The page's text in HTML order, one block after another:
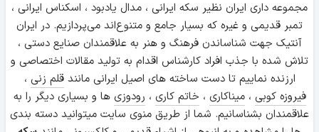
مجموعه داری ایران نظیر سکه ایرانی ، مدال یادبود ، اسکناس ایرانی ،
تمبر قدیمی و غیره که بسیار جامع و متنوع‌اند می‌پردازیم. در ایران
آنتیک جهت شناساندن فرهنگ و هنر به علاقمندان صنایع دستی ،
تلاش شده با جذب افراد کارشناس اقدام به تولید مقالات اختصاصی و
ارزنده نماییم تا دست ساخته های اصیل ایرانی مانندقلم زنی ،
فیروزه کوبی ،میناکاری ، خاتم کاری ، رودوزی ها و بسیاری دیگر را به
علاقمندان بشناسانیم. شما از طریق منوی سایت میتوانید دسته بندی